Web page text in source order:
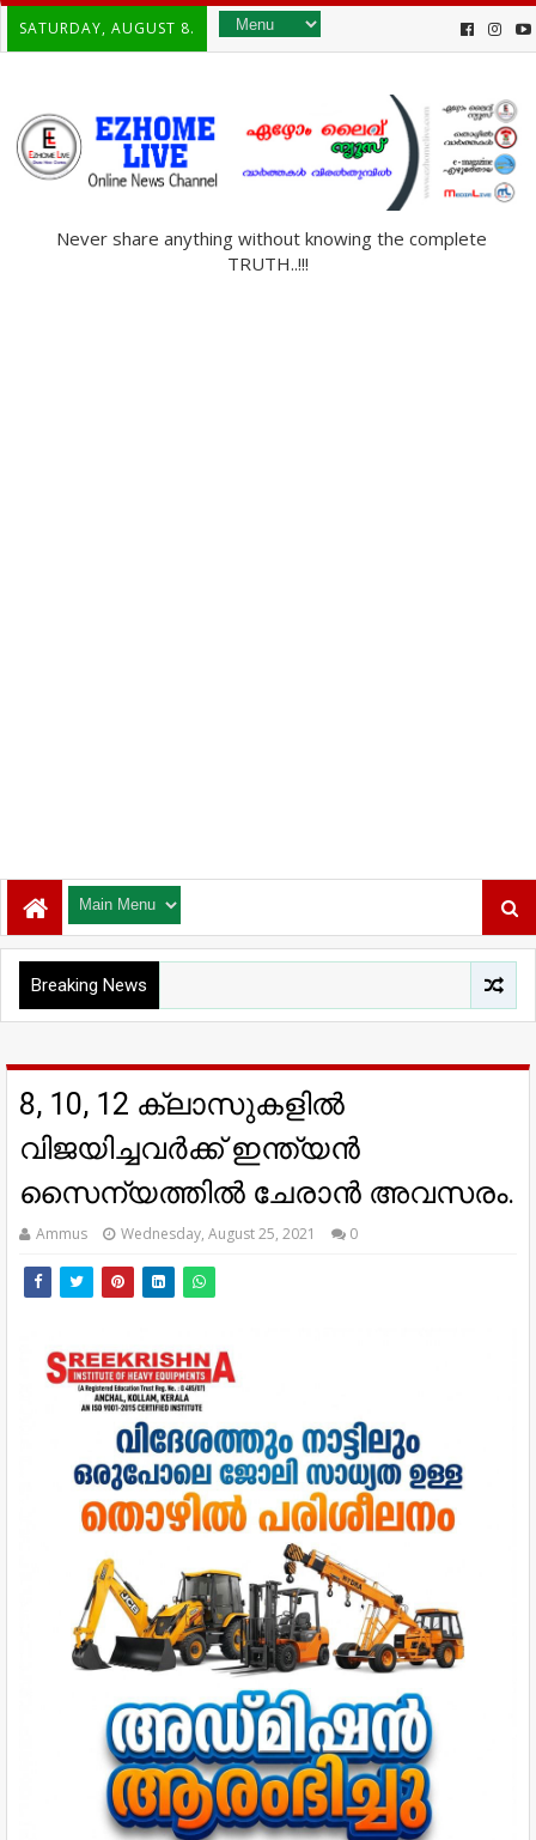
SATURDAY, AUGUST 8.
Never share anything without knowing the complete
TRUTH..!!!
Breaking News
8, 10, 12 ക്ലാസുകളിൽ
വിജയിച്ചവർക്ക് ഇന്ത്യൻ
സൈന്യത്തിൽ ചേരാൻ അവസരം.
Ammus Wednesday, August 25, 2021 0